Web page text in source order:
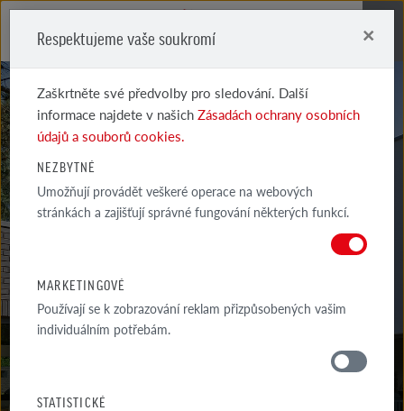
BORDEAUX
Respektujeme vaše soukromí ×
Zaškrtněte své předvolby pro sledování. Další
informace najdete v našichZásadách ochrany osobních
údajů a souborů cookies.
NEZBYTNÉ
Umožňují provádět veškeré operace na webových
stránkách a zajišťují správné fungování některých funkcí.
MARKETINGOVÉ
Používají se k zobrazování reklam přizpůsobených vašim
individuálním potřebám.
STATISTICKÉ